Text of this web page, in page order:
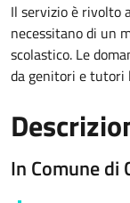
Il servizio è rivolto
necessitano di un
scolastico. Le
da genitori e tutori
In Comune di